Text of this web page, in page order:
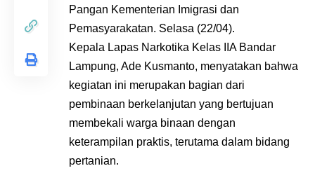
Pangan Kementerian Imigrasi dan
Pemasyarakatan. Selasa (22/04).
Kepala Lapas Narkotika Kelas IIA Bandar
Lampung, Ade Kusmanto, menyatakan bahwa
kegiatan ini merupakan bagian dari
pembinaan berkelanjutan yang bertujuan
membekali warga binaan dengan
keterampilan praktis, terutama dalam bidang
pertanian.